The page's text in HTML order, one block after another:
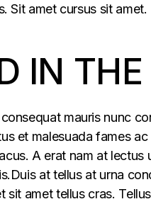
Sit amet cursus sit amet.
IN
mauris nunc
et malesuada fames
A erat nam at
at tellus at urna
sit amet tellus cras.